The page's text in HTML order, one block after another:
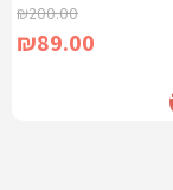
₪200.00
₪89.00